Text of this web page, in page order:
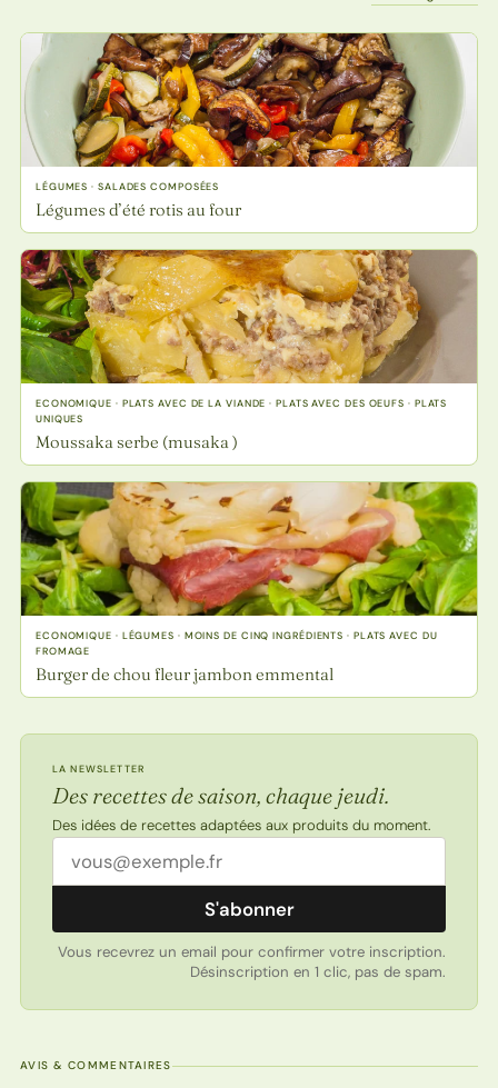
LÉGUMES · SALADES COMPOSÉES
Légumes d’été rotis au four
ECONOMIQUE · PLATS AVEC DE LA VIANDE · PLATS AVEC DES OEUFS · PLATS
UNIQUES
Moussaka serbe (musaka )
ECONOMIQUE · LÉGUMES · MOINS DE CINQ INGRÉDIENTS · PLATS AVEC DU
FROMAGE
Burger de chou fleur jambon emmental
LA NEWSLETTER
Des recettes de saison, chaque jeudi.
Des idées de recettes adaptées aux produits du moment.
Adresse email
S'abonner
Vous recevrez un email pour confirmer votre inscription.
Désinscription en 1 clic, pas de spam.
AVIS & COMMENTAIRES